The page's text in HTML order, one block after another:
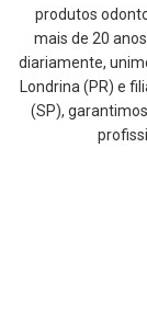
produtos
mais de 20
diariamente,
Londrina (PR) e
(SP),